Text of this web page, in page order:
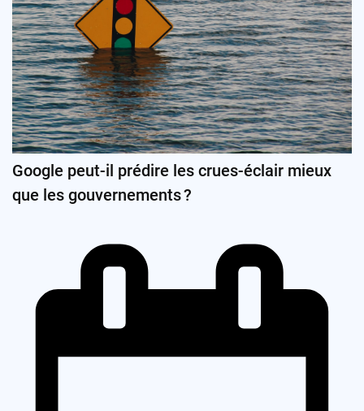
Google peut-il prédire les crues-éclair mieux
que les gouvernements ?